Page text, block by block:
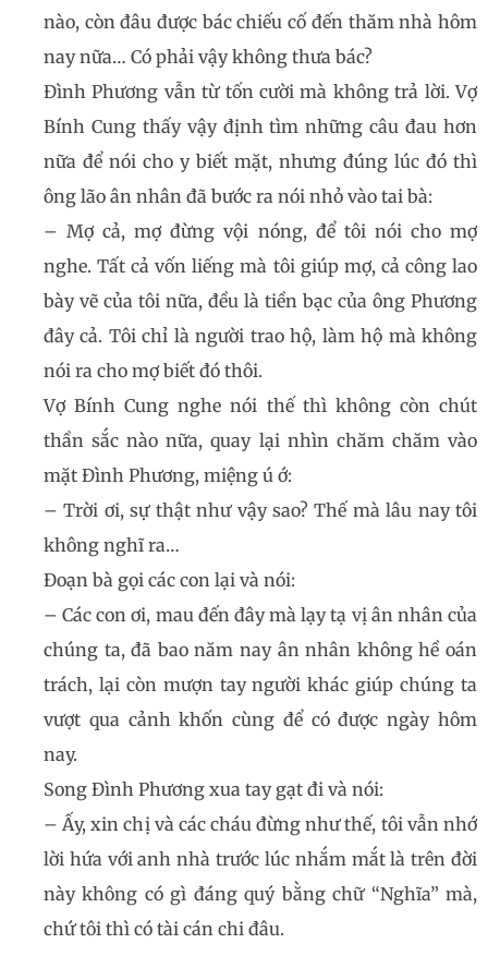
nào, còn đâu được bác chiếu cố đến thăm nhà hôm
nay nữa… Có phải vậy không thưa bác?
Đình Phương vẫn từ tốn cười mà không trả lời. Vợ
Bính Cung thấy vậy định tìm những câu đau hơn
nữa để nói cho y biết mặt, nhưng đúng lúc đó thì
ông lão ân nhân đã bước ra nói nhỏ vào tai bà:
– Mợ cả, mợ đừng vội nóng, để tôi nói cho mợ
nghe. Tất cả vốn liếng mà tôi giúp mợ, cả công lao
bày vẽ của tôi nữa, đều là tiền bạc của ông Phương
đây cả. Tôi chỉ là người trao hộ, làm hộ mà không
nói ra cho mợ biết đó thôi.
Vợ Bính Cung nghe nói thế thì không còn chút
thần sắc nào nữa, quay lại nhìn chăm chăm vào
mặt Đình Phương, miệng ú ớ:
– Trời ơi, sự thật như vậy sao? Thế mà lâu nay tôi
không nghĩ ra…
Đoạn bà gọi các con lại và nói:
– Các con ơi, mau đến đây mà lạy tạ vị ân nhân của
chúng ta, đã bao năm nay ân nhân không hề oán
trách, lại còn mượn tay người khác giúp chúng ta
vượt qua cảnh khốn cùng để có được ngày hôm
nay.
Song Đình Phương xua tay gạt đi và nói:
– Ấy, xin chị và các cháu đừng như thế, tôi vẫn nhớ
lời hứa với anh nhà trước lúc nhắm mắt là trên đời
này không có gì đáng quý bằng chữ “Nghĩa” mà,
chứ tôi thì có tài cán chi đâu.